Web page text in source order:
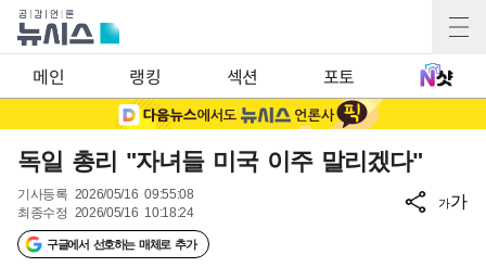
메인 랭킹 섹션 포토
독일 총리 "자녀들 미국 이주 말리겠다"
기사등록 2026/05/16 09:55:08
최종수정 2026/05/16 10:18:24
구글에서 선호하는 매체로 추가
가가